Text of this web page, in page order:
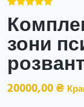
зони
20000,00₴